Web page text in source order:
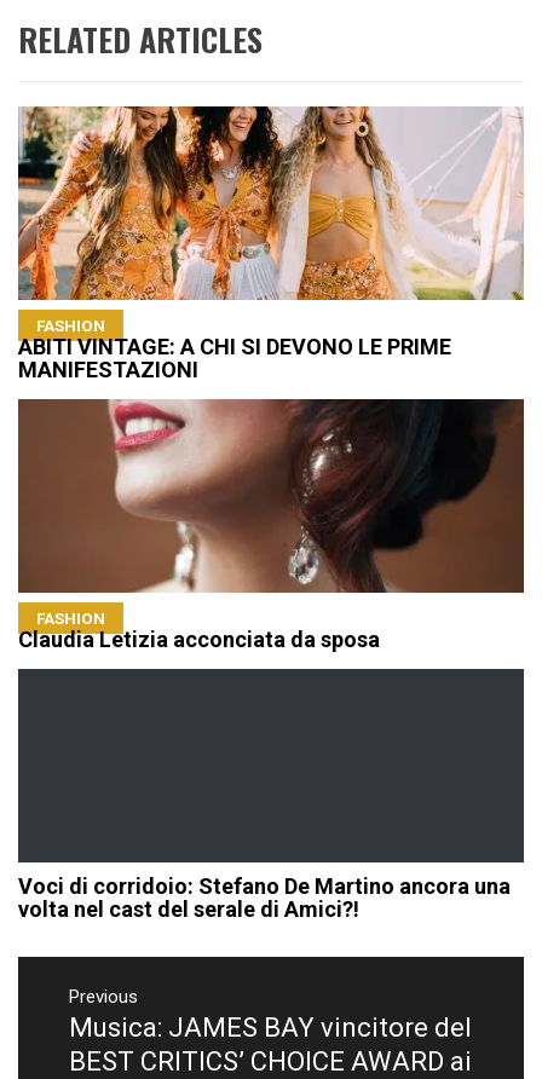
RELATED ARTICLES
FASHION
ABITI VINTAGE: A CHI SI DEVONO LE PRIME
MANIFESTAZIONI
FASHION
Claudia Letizia acconciata da sposa
Voci di corridoio: Stefano De Martino ancora una
volta nel cast del serale di Amici?!
Navigazione
articoli
Previous
Previous
post:
Musica: JAMES BAY vincitore del
BEST CRITICS’ CHOICE AWARD ai